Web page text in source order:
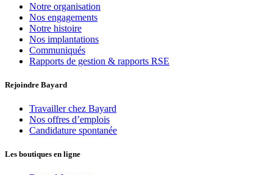
Notre organisation
Nos engagements
Notre histoire
Nos implantations
Communiqués
Rapports de gestion & rapports RSE
Rejoindre Bayard
Travailler chez Bayard
Nos offres d’emplois
Candidature spontanée
Les boutiques en ligne